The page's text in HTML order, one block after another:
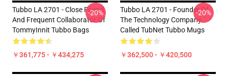
Tubbo LA 2701 - Close Friend
And Frequent Collaborator Of
TommyInnit Tubbo Bags
￥361,775 - ￥434,275
-20%
Tubbo LA 2701 - Founder Of
The Technology Company
Called TubNet Tubbo Mugs
￥362,500 - ￥420,500
-20%